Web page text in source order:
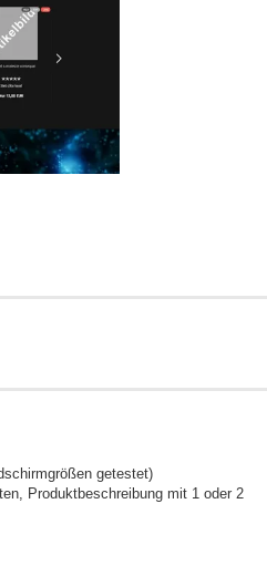
getestet)
Produktbeschreibung mit 1 oder 2